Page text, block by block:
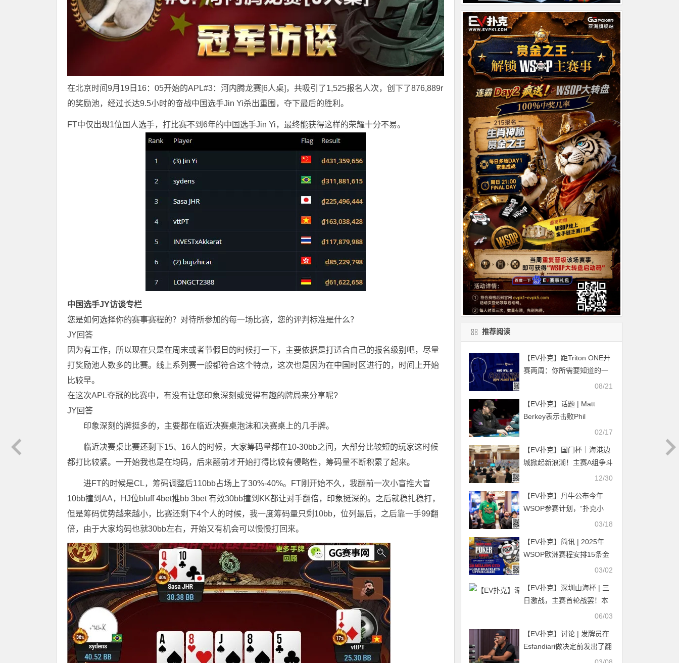
在北京时间9月19日16：05开始的APL#3：河内腾龙赛[6人桌]，共吸引了1,525报名人次，创下了876,889r
的奖励池，经过长达9.5小时的奋战中国选手Jin Yi杀出重围，夺下最后的胜利。
FT中仅出现1位国人选手，打比赛不到6年的中国选手Jin Yi，最终能获得这样的荣耀十分不易。
中国选手JY访谈专栏
您是如何选择你的赛事赛程的？对待所参加的每一场比赛，您的评判标准是什么？
JY回答
因为有工作，所以现在只是在周末或者节假日的时候打一下，主要依据是打适合自己的报名级别吧，尽量
打奖励池人数多的比赛。线上系列赛一般都符合这个特点，这次也是因为在中国时区进行的，时间上开始
比较早。
在这次APL夺冠的比赛中，有没有让您印象深刻或觉得有趣的牌局来分享呢?
JY回答
印象深刻的牌挺多的，主要都在临近决赛桌泡沫和决赛桌上的几手牌。
临近决赛桌比赛还剩下15、16人的时候，大家筹码量都在10-30bb之间，大部分比较短的玩家这时候
都打比较紧。一开始我也是在均码，后来翻前才开始打得比较有侵略性，筹码量不断积累了起来。
进FT的时候是CL，筹码调整后110bb占场上了30%-40%。FT刚开始不久，我翻前一次小盲推大盲
10bb撞到AA，HJ位bluff 4bet推bb 3bet 有效30bb撞到KK都让对手翻倍，印象挺深的。之后就稳扎稳打，
但是筹码优势越来越小，比赛还剩下4个人的时候，我一度筹码量只剩10bb，位列最后，之后靠一手99翻
倍，由于大家均码也就30bb左右，开始又有机会可以慢慢打回来。
推荐阅读
【EV扑克】距Triton ONE开
赛两周：你所需要知道的一
08/21
【EV扑克】话题 | Matt
Berkey表示击败Phil
Hellmuth就像吃饭喝水般简
02/17
【EV扑克】国门杯｜海港边
城掀起新浪潮！主赛A组争斗
战鼓敲响共吸引114人次选
女神挑战赛明日靓丽登场！
12/30
【EV扑克】丹牛公布今年
WSOP参赛计划，“扑克小
03/18
【EV扑克】简讯 | 2025年
WSOP欧洲赛程安排15条金
手链赛事，总保证奖金池达
03/02
【EV扑克】深圳山海杯 | 三
日激战，主赛首轮战罢！本
次主赛共计521人次参赛，
利突围
06/03
【EV扑克】讨论 | 发牌员在
Esfandiari做决定前发出了翻
牌：裁判的判决是否正确？